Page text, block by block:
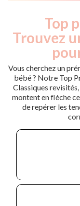
Top
Trouvez
Vous cherchez un
bébé ? Notre Top
Classiques
montent en flèche
de repérer les